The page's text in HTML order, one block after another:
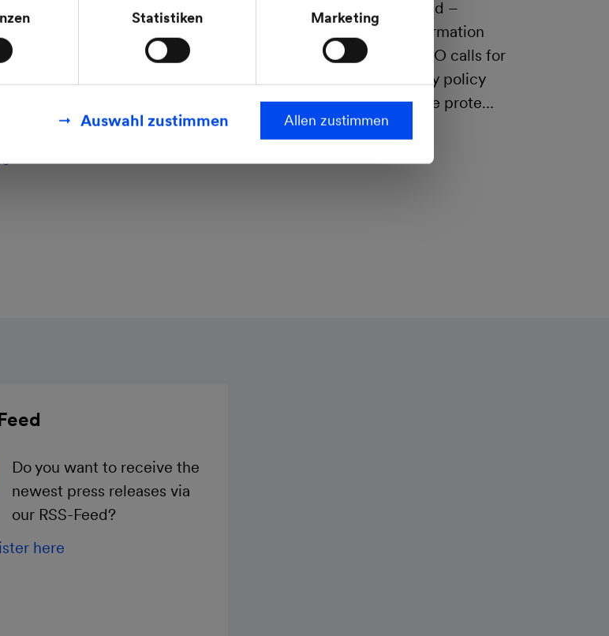
18), sogenanntes Schrems II Urteil steht.
Datenschutzhinweisen
Statistiken Marketing
Auswahl zustimmen Allen zustimmen
course even in
based approach to energy
and profitable growth
financial year confirmed –
Investments in transformation
increased – MVV’s CEO calls for
forward-looking energy policy
which balances climate prote…
More
Do you want to receive the
newest press releases via
our RSS-Feed?
here